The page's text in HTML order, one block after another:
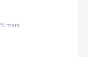
mars